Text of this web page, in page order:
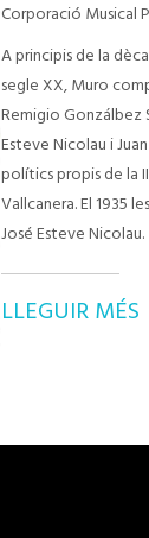
Corporació Musical
A principis de la
segle XX, Muro
Remigio Gonzálbez
Esteve Nicolau i
polítics propis de la
Vallcanera. El 1935
José Esteve Nicolau.
LLEGUIR MÉS